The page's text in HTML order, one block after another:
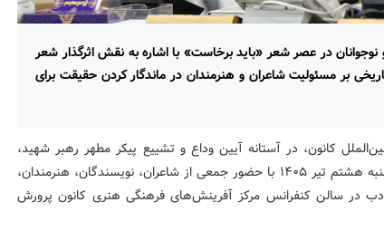
در عصر شعر «باید برخاست» با اشاره به نقش اثرگذار شعر
بر مسئولیت شاعران و هنرمندان در ماندگار کردن حقیقت برای
کانون، در آستانه آیین وداع و تشییع پیکر مطهر رهبر شهید،
محفل ادبی «باید برخاست» عصر روز دوشنبه هشتم تیر ۱۴۰۵ با حضور جمعی از شاعران، نویسندگان، هنرمندان،
در سالن کنفرانس مرکز آفرینش‌های فرهنگی هنری کانون پرورش